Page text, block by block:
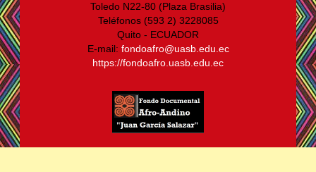
Toledo N22-80 (Plaza Brasilia)
Teléfonos (593 2) 3228085
Quito - ECUADOR
E-mail: fondoafro@uasb.edu.ec
https://fondoafro.uasb.edu.ec